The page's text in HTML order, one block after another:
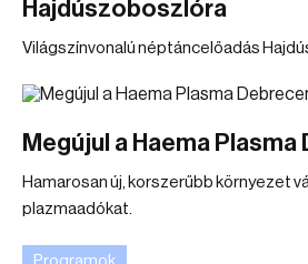
Hajdúszoboszlóra
Világszínvonalú néptáncelőadás
Megújul a Haema Plasma
Hamarosan új, korszerűbb környezet
plazmaadókat.